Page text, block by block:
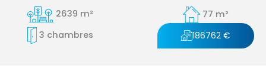
2639 m²
77 m²
3 chambres
186762 €